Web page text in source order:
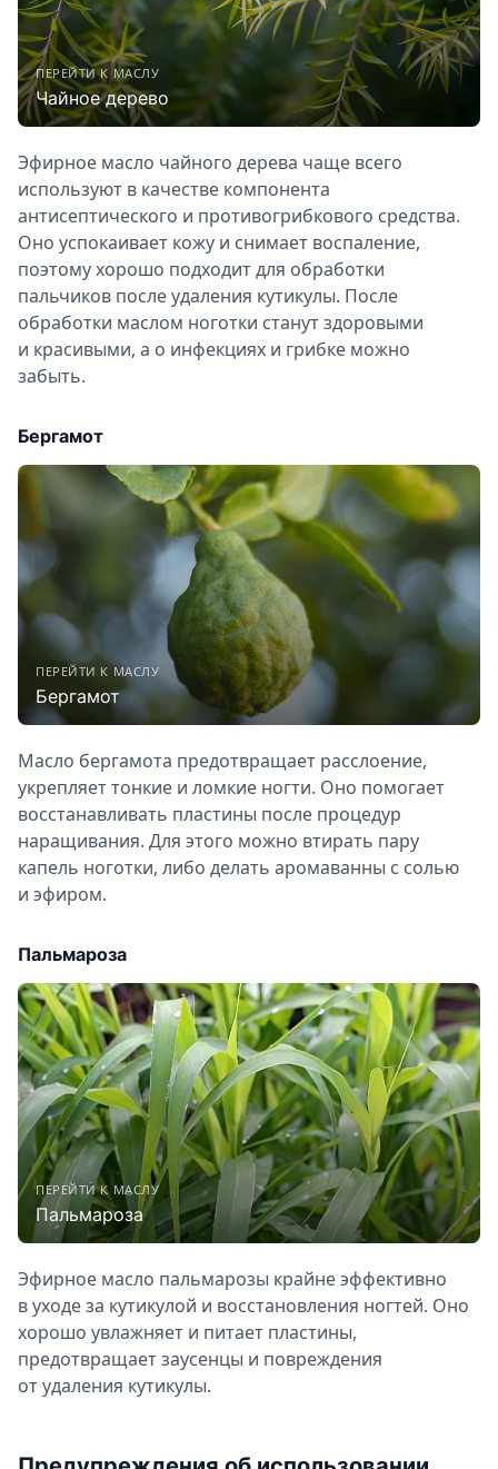
ПЕРЕЙТИ К МАСЛУ
Чайное дерево
Эфирное масло чайного дерева чаще всего
используют в качестве компонента
антисептического и противогрибкового средства.
Оно успокаивает кожу и снимает воспаление,
поэтому хорошо подходит для обработки
пальчиков после удаления кутикулы. После
обработки маслом ноготки станут здоровыми
и красивыми, а о инфекциях и грибке можно
забыть.
Бергамот
ПЕРЕЙТИ К МАСЛУ
Бергамот
Масло бергамота предотвращает расслоение,
укрепляет тонкие и ломкие ногти. Оно помогает
восстанавливать пластины после процедур
наращивания. Для этого можно втирать пару
капель ноготки, либо делать аромаванны с солью
и эфиром.
Пальмароза
ПЕРЕЙТИ К МАСЛУ
Пальмароза
Эфирное масло пальмарозы крайне эффективно
в уходе за кутикулой и восстановления ногтей. Оно
хорошо увлажняет и питает пластины,
предотвращает заусенцы и повреждения
от удаления кутикулы.